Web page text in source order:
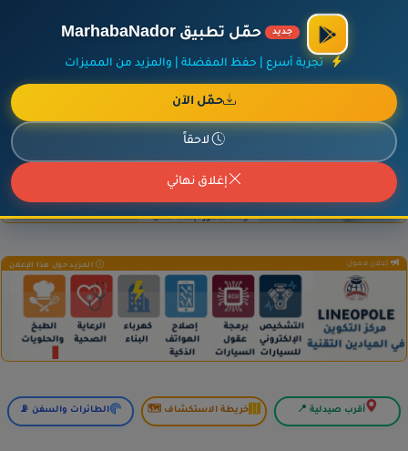
أضف نشاطك مجاناً
جديد حمّل تطبيق MarhabaNador
تجربة أسرع | حفظ المفضلة | والمزيد من المميزات
حمّل الآن
لاحقاً
إغلاق نهائي
إعلان ممول المزيد حول هذا الإعلان
إعلان ممول المزيد حول هذا الإعلان
أقرب صيدلية 📍 خريطة الاستكشاف 🗺️ الطائرات والسفن 📡